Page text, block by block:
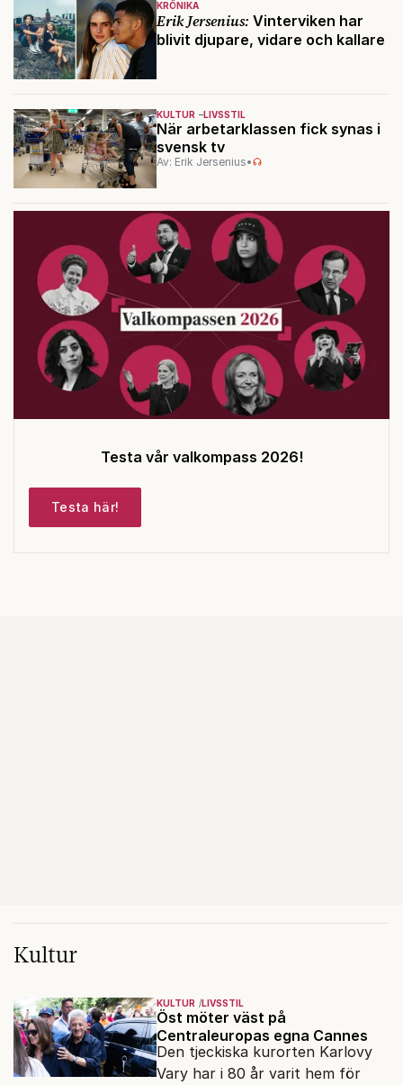
KRÖNIKA
Erik Jersenius: Vinterviken har
blivit djupare, vidare och kallare
KULTUR LIVSSTIL
När arbetarklassen fick synas i
svensk tv
Av: Erik Jersenius•
Testa vår valkompass 2026!
Testa här!
Kultur
KULTUR LIVSSTIL
Öst möter väst på
Centraleuropas egna Cannes
Den tjeckiska kurorten Karlovy
Vary har i 80 år varit hem för